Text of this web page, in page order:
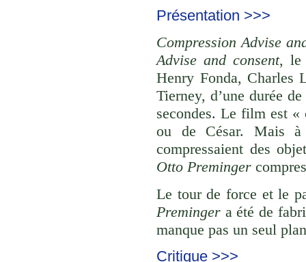
Présentation >>>
Compression Advise
Advise and consent, le
Henry Fonda, Charles
Tierney, d’une durée
secondes. Le film est «
ou de César. Mais
compressaient des
Otto Preminger
Le tour de force et le
Preminger a été de
manque pas un seul
Critique >>>